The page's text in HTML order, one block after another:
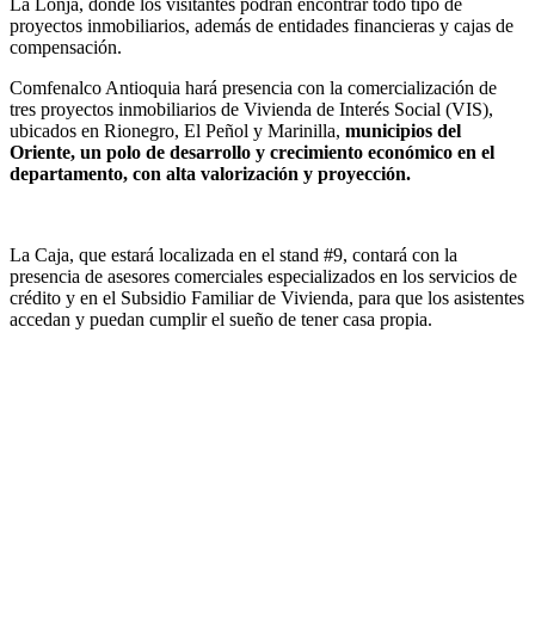
proyectos inmobiliarios, además de entidades financieras y cajas de
compensación.
Comfenalco Antioquia hará presencia con la comercialización de
tres proyectos inmobiliarios de Vivienda de Interés Social (VIS),
ubicados en Rionegro, El Peñol y Marinilla, municipios del
Oriente, un polo de desarrollo y crecimiento económico en el
departamento, con alta valorización y proyección.
La Caja, que estará localizada en el stand #9, contará con la
presencia de asesores comerciales especializados en los servicios de
crédito y en el Subsidio Familiar de Vivienda, para que los asistentes
accedan y puedan cumplir el sueño de tener casa propia.